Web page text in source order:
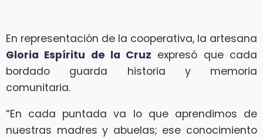
En representación de la cooperativa, la artesana
Gloria Espíritu de la Cruz expresó que cada
bordado guarda historia y memoria
comunitaria.
“En cada puntada va lo que aprendimos de
nuestras madres y abuelas; ese conocimiento